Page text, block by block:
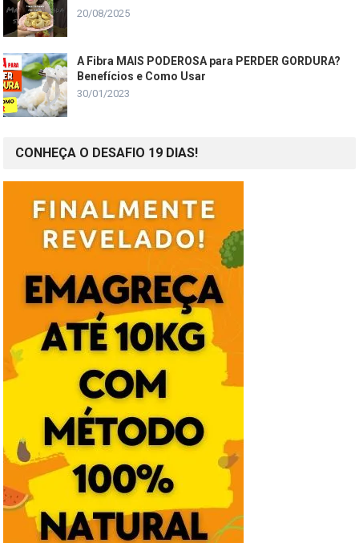
20/08/2025
A Fibra MAIS PODEROSA para PERDER GORDURA?
Benefícios e Como Usar
30/01/2023
CONHEÇA O DESAFIO 19 DIAS!